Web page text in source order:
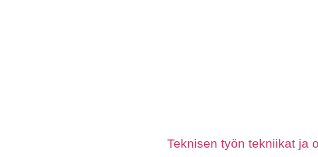
Teknisen työn tekniikat ja